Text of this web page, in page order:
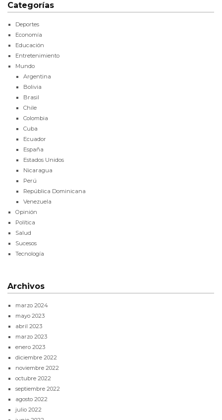
Categorías
Deportes
Economía
Educación
Entretenimiento
Mundo
Argentina
Bolivia
Brasil
Chile
Colombia
Cuba
Ecuador
España
Estados Unidos
Nicaragua
Perú
República Dominicana
Venezuela
Opinión
Política
Salud
Sucesos
Tecnología
Archivos
marzo 2024
mayo 2023
abril 2023
marzo 2023
enero 2023
diciembre 2022
noviembre 2022
octubre 2022
septiembre 2022
agosto 2022
julio 2022